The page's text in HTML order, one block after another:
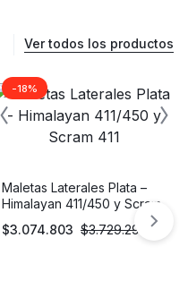
Ver todos los productos
-18%
Maletas Laterales Plata –
Himalayan 411/450 y Scram
$3.729.294
$3.074.803